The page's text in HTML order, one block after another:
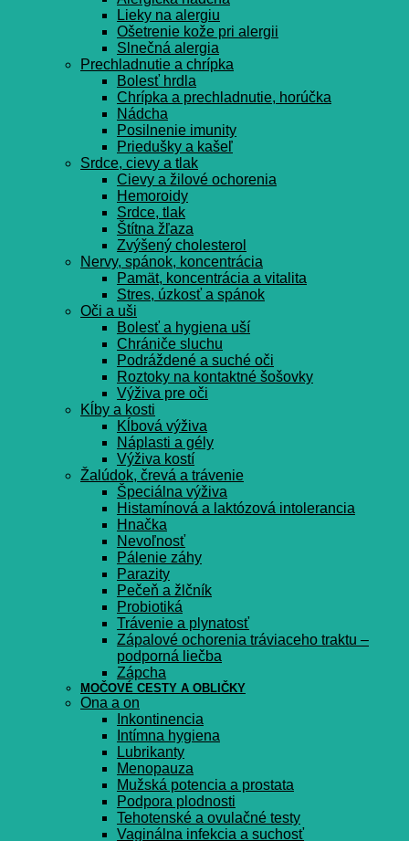
Lieky na alergiu
Ošetrenie kože pri alergii
Slnečná alergia
Prechladnutie a chrípka
Bolesť hrdla
Chrípka a prechladnutie, horúčka
Nádcha
Posilnenie imunity
Priedušky a kašeľ
Srdce, cievy a tlak
Cievy a žilové ochorenia
Hemoroidy
Srdce, tlak
Štítna žľaza
Zvýšený cholesterol
Nervy, spánok, koncentrácia
Pamät, koncentrácia a vitalita
Stres, úzkosť a spánok
Oči a uši
Bolesť a hygiena uší
Chrániče sluchu
Podráždené a suché oči
Roztoky na kontaktné šošovky
Výživa pre oči
Kĺby a kosti
Kĺbová výživa
Náplasti a gély
Výživa kostí
Žalúdok, črevá a trávenie
Špeciálna výživa
Histamínová a laktózová intolerancia
Hnačka
Nevoľnosť
Pálenie záhy
Parazity
Pečeň a žlčník
Probiotiká
Trávenie a plynatosť
Zápalové ochorenia tráviaceho traktu –
podporná liečba
Zápcha
MOČOVÉ CESTY A OBLIČKY
Ona a on
Inkontinencia
Intímna hygiena
Lubrikanty
Menopauza
Mužská potencia a prostata
Podpora plodnosti
Tehotenské a ovulačné testy
Vaginálna infekcia a suchosť